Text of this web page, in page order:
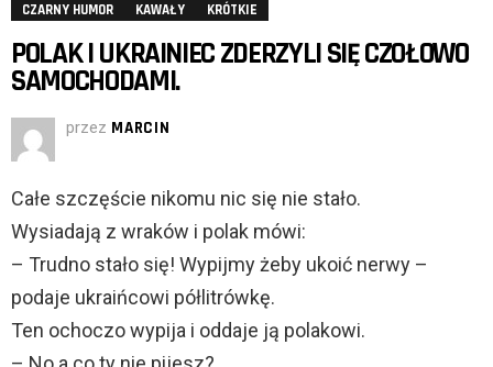
CZARNY HUMOR KAWAŁY KRÓTKIE
POLAK I UKRAINIEC ZDERZYLI SIĘ CZOŁOWO
SAMOCHODAMI.
przez MARCIN
Całe szczęście nikomu nic się nie stało.
Wysiadają z wraków i polak mówi:
– Trudno stało się! Wypijmy żeby ukoić nerwy –
podaje ukraińcowi półlitrówkę.
Ten ochoczo wypija i oddaje ją polakowi.